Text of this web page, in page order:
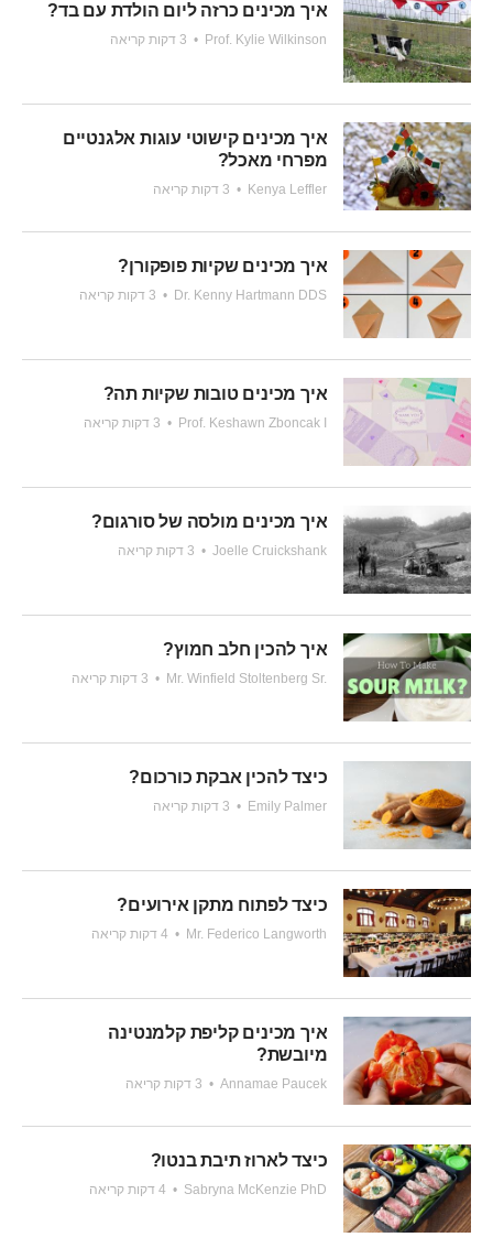
איך מכינים כרזה ליום הולדת עם בד?
Prof. Kylie Wilkinson
•
איך מכינים קישוטי עוגות אלגנטיים
מפרחי מאכל?
Kenya Leffler
•
איך מכינים שקיות פופקורן?
Dr. Kenny Hartmann DDS
•
איך מכינים טובות שקיות תה?
Prof. Keshawn Zboncak I
•
איך מכינים מולסה של סורגום?
Joelle Cruickshank
•
איך להכין חלב חמוץ?
Mr. Winfield Stoltenberg Sr.
•
כיצד להכין אבקת כורכום?
Emily Palmer
•
כיצד לפתוח מתקן אירועים?
Mr. Federico Langworth
•
איך מכינים קליפת קלמנטינה
מיובשת?
Annamae Paucek
•
כיצד לארוז תיבת בנטו?
Sabryna McKenzie PhD
•